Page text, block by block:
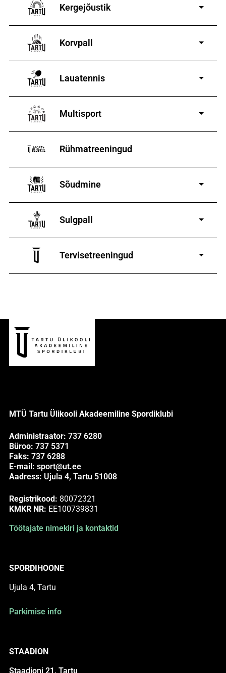
Kergejõustik
Korvpall
Lauatennis
8-19-aastastele
poistele ja tüdrukutele
Multisport
Rühmatreeningud
Sõudmine
11-19-aastastele
poistele ja tüdrukutele
Sulgpall
7-19-aastastele poistele
ja tüdrukutele
Tervisetreeningud
9-13-aastaste poiste ja tüdrukute
MTÜ Tartu Ülikooli Akadeemiline Spordiklubi
Administraator: 737 6280
Büroo: 737 5371
Faks: 737 6288
E-mail: sport@ut.ee
Aadress: Ujula 4, Tartu 51008
Registrikood: 80072321
KMKR NR: EE100739831
Töötajate nimekiri ja kontaktid
SPORDIHOONE
Ujula 4, Tartu
Parkimise info
STAADION
Staadioni 21, Tartu